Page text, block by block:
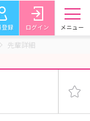
登録 ログイン メニュー
先輩詳細